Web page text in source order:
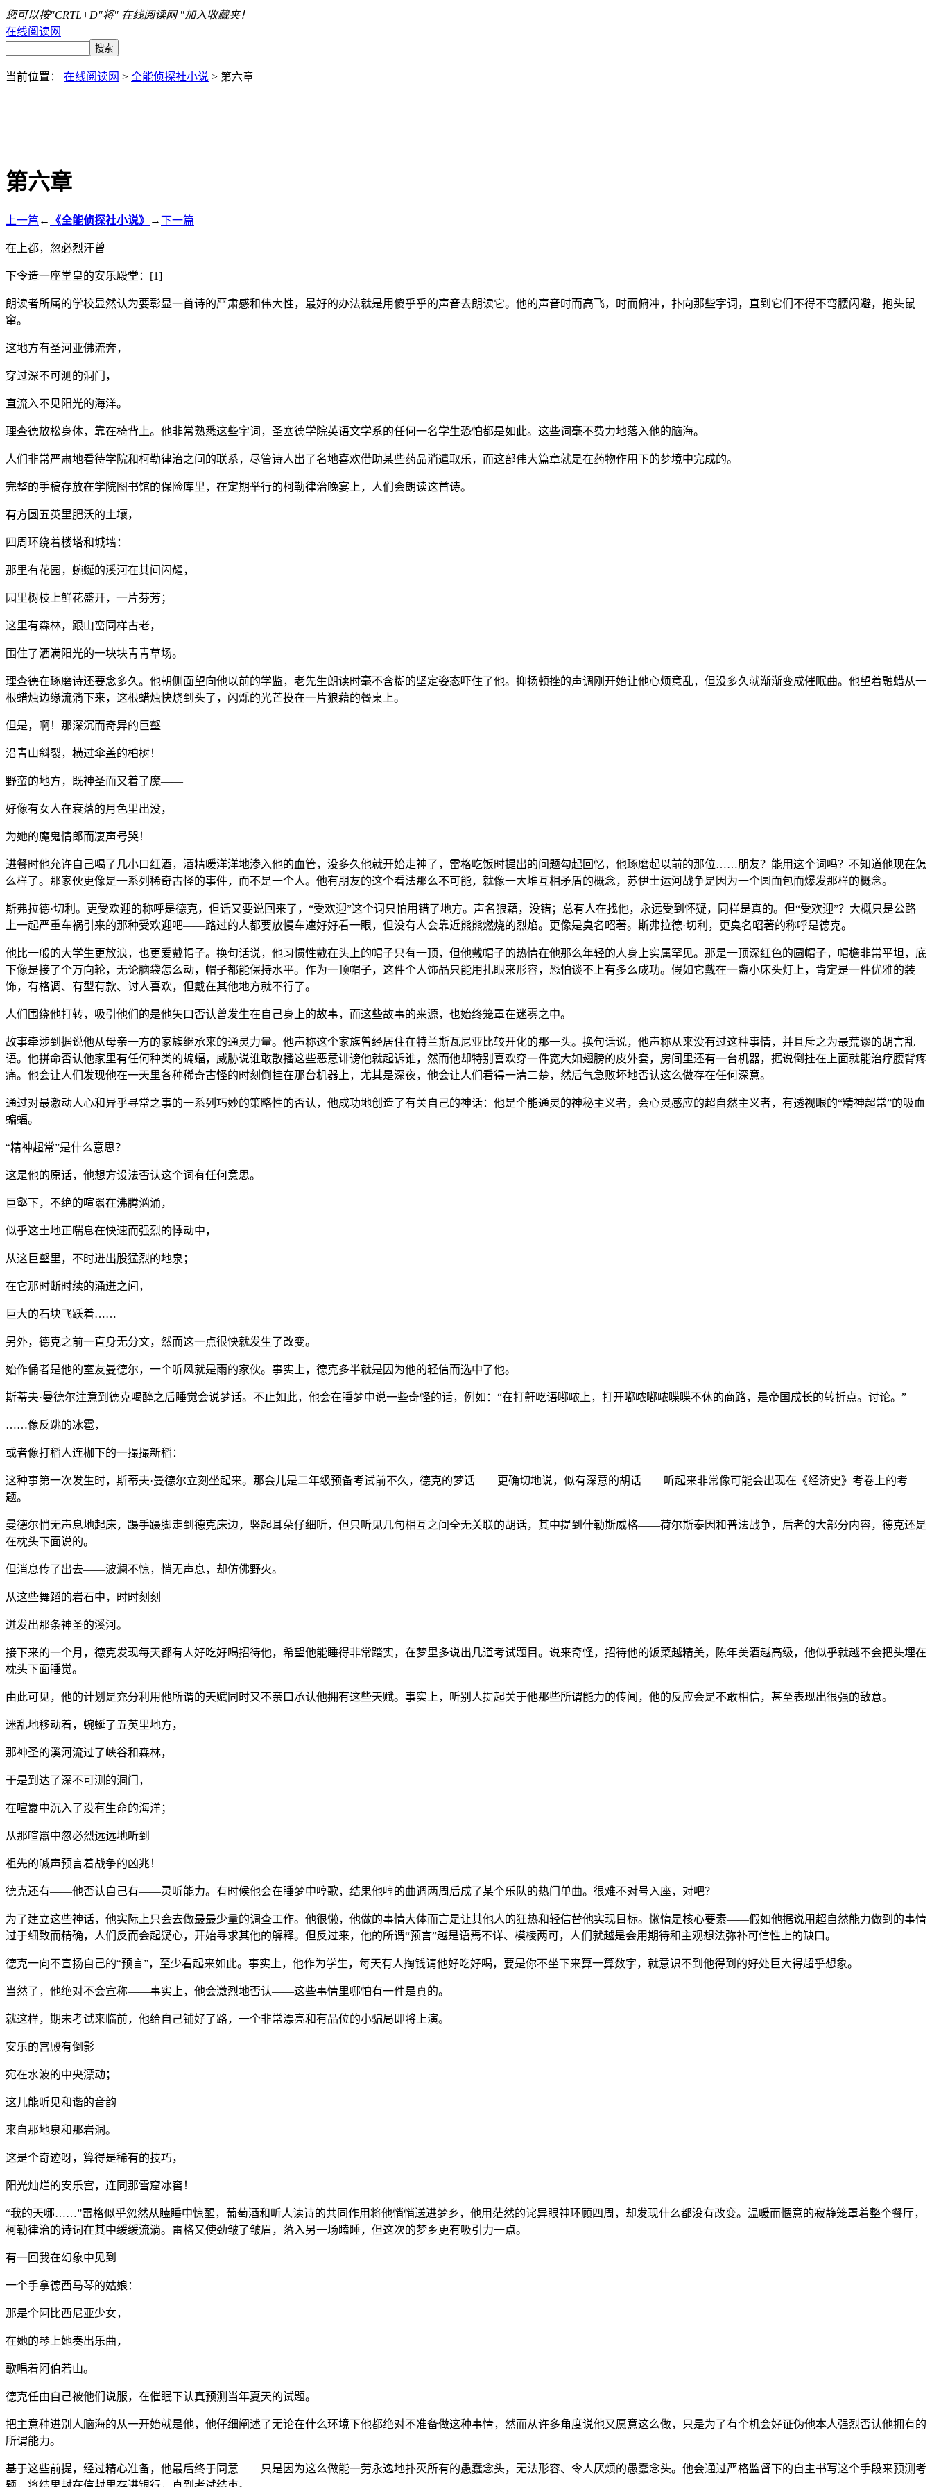
您可以按"CRTL+D"将" 在线阅读网 "加入收藏夹！
在线阅读网
当前位置： 在线阅读网 > 全能侦探社小说 > 第六章
第六章
上一篇 ← 《全能侦探社小说》 →下一篇
在上都，忽必烈汗曾
下令造一座堂皇的安乐殿堂：[1]
朗读者所属的学校显然认为要彰显一首诗的严肃感和伟大性，最好的办法就是用傻乎乎的声音去朗读它。他的声音时而高飞，时而俯冲，扑向那些字词，直到它们不得不弯腰闪避，抱头鼠
窜。
这地方有圣河亚佛流奔，
穿过深不可测的洞门，
直流入不见阳光的海洋。
理查德放松身体，靠在椅背上。他非常熟悉这些字词，圣塞德学院英语文学系的任何一名学生恐怕都是如此。这些词毫不费力地落入他的脑海。
人们非常严肃地看待学院和柯勒律治之间的联系，尽管诗人出了名地喜欢借助某些药品消遣取乐，而这部伟大篇章就是在药物作用下的梦境中完成的。
完整的手稿存放在学院图书馆的保险库里，在定期举行的柯勒律治晚宴上，人们会朗读这首诗。
有方圆五英里肥沃的土壤，
四周环绕着楼塔和城墙：
那里有花园，蜿蜒的溪河在其间闪耀，
园里树枝上鲜花盛开，一片芬芳；
这里有森林，跟山峦同样古老，
围住了洒满阳光的一块块青青草场。
理查德在琢磨诗还要念多久。他朝侧面望向他以前的学监，老先生朗读时毫不含糊的坚定姿态吓住了他。抑扬顿挫的声调刚开始让他心烦意乱，但没多久就渐渐变成催眠曲。他望着融蜡从一
根蜡烛边缘流淌下来，这根蜡烛快烧到头了，闪烁的光芒投在一片狼藉的餐桌上。
但是，啊！那深沉而奇异的巨壑
沿青山斜裂，横过伞盖的柏树！
野蛮的地方，既神圣而又着了魔——
好像有女人在衰落的月色里出没，
为她的魔鬼情郎而凄声号哭！
进餐时他允许自己喝了几小口红酒，酒精暖洋洋地渗入他的血管，没多久他就开始走神了，雷格吃饭时提出的问题勾起回忆，他琢磨起以前的那位……朋友？能用这个词吗？不知道他现在怎
么样了。那家伙更像是一系列稀奇古怪的事件，而不是一个人。他有朋友的这个看法那么不可能，就像一大堆互相矛盾的概念，苏伊士运河战争是因为一个圆面包而爆发那样的概念。
斯弗拉德·切利。更受欢迎的称呼是德克，但话又要说回来了，“受欢迎”这个词只怕用错了地方。声名狼藉，没错；总有人在找他，永远受到怀疑，同样是真的。但“受欢迎”？大概只是公路
上一起严重车祸引来的那种受欢迎吧——路过的人都要放慢车速好好看一眼，但没有人会靠近熊熊燃烧的烈焰。更像是臭名昭著。斯弗拉德·切利，更臭名昭著的称呼是德克。
他比一般的大学生更放浪，也更爱戴帽子。换句话说，他习惯性戴在头上的帽子只有一顶，但他戴帽子的热情在他那么年轻的人身上实属罕见。那是一顶深红色的圆帽子，帽檐非常平坦，底
下像是接了个万向轮，无论脑袋怎么动，帽子都能保持水平。作为一顶帽子，这件个人饰品只能用扎眼来形容，恐怕谈不上有多么成功。假如它戴在一盏小床头灯上，肯定是一件优雅的装
饰，有格调、有型有款、讨人喜欢，但戴在其他地方就不行了。
人们围绕他打转，吸引他们的是他矢口否认曾发生在自己身上的故事，而这些故事的来源，也始终笼罩在迷雾之中。
故事牵涉到据说他从母亲一方的家族继承来的通灵力量。他声称这个家族曾经居住在特兰斯瓦尼亚比较开化的那一头。换句话说，他声称从来没有过这种事情，并且斥之为最荒谬的胡言乱
语。他拼命否认他家里有任何种类的蝙蝠，威胁说谁敢散播这些恶意诽谤他就起诉谁，然而他却特别喜欢穿一件宽大如翅膀的皮外套，房间里还有一台机器，据说倒挂在上面就能治疗腰背疼
痛。他会让人们发现他在一天里各种稀奇古怪的时刻倒挂在那台机器上，尤其是深夜，他会让人们看得一清二楚，然后气急败坏地否认这么做存在任何深意。
通过对最激动人心和异乎寻常之事的一系列巧妙的策略性的否认，他成功地创造了有关自己的神话：他是个能通灵的神秘主义者，会心灵感应的超自然主义者，有透视眼的“精神超常”的吸血
蝙蝠。
“精神超常”是什么意思？
这是他的原话，他想方设法否认这个词有任何意思。
巨壑下，不绝的喧嚣在沸腾汹涌，
似乎这土地正喘息在快速而强烈的悸动中，
从这巨壑里，不时迸出股猛烈的地泉；
在它那时断时续的涌迸之间，
巨大的石块飞跃着……
另外，德克之前一直身无分文，然而这一点很快就发生了改变。
始作俑者是他的室友曼德尔，一个听风就是雨的家伙。事实上，德克多半就是因为他的轻信而选中了他。
斯蒂夫·曼德尔注意到德克喝醉之后睡觉会说梦话。不止如此，他会在睡梦中说一些奇怪的话，例如：“在打鼾呓语嘟哝上，打开嘟哝嘟哝喋喋不休的商路，是帝国成长的转折点。讨论。”
……像反跳的冰雹，
或者像打稻人连枷下的一撮撮新稻：
这种事第一次发生时，斯蒂夫·曼德尔立刻坐起来。那会儿是二年级预备考试前不久，德克的梦话——更确切地说，似有深意的胡话——听起来非常像可能会出现在《经济史》考卷上的考
题。
曼德尔悄无声息地起床，蹑手蹑脚走到德克床边，竖起耳朵仔细听，但只听见几句相互之间全无关联的胡话，其中提到什勒斯威格——荷尔斯泰因和普法战争，后者的大部分内容，德克还是
在枕头下面说的。
但消息传了出去——波澜不惊，悄无声息，却仿佛野火。
从这些舞蹈的岩石中，时时刻刻
迸发出那条神圣的溪河。
接下来的一个月，德克发现每天都有人好吃好喝招待他，希望他能睡得非常踏实，在梦里多说出几道考试题目。说来奇怪，招待他的饭菜越精美，陈年美酒越高级，他似乎就越不会把头埋在
枕头下面睡觉。
由此可见，他的计划是充分利用他所谓的天赋同时又不亲口承认他拥有这些天赋。事实上，听别人提起关于他那些所谓能力的传闻，他的反应会是不敢相信，甚至表现出很强的敌意。
迷乱地移动着，蜿蜒了五英里地方，
那神圣的溪河流过了峡谷和森林，
于是到达了深不可测的洞门，
在喧嚣中沉入了没有生命的海洋；
从那喧嚣中忽必烈远远地听到
祖先的喊声预言着战争的凶兆！
德克还有——他否认自己有——灵听能力。有时候他会在睡梦中哼歌，结果他哼的曲调两周后成了某个乐队的热门单曲。很难不对号入座，对吧？
为了建立这些神话，他实际上只会去做最最少量的调查工作。他很懒，他做的事情大体而言是让其他人的狂热和轻信替他实现目标。懒惰是核心要素——假如他据说用超自然能力做到的事情
过于细致而精确，人们反而会起疑心，开始寻求其他的解释。但反过来，他的所谓“预言”越是语焉不详、模棱两可，人们就越是会用期待和主观想法弥补可信性上的缺口。
德克一向不宣扬自己的“预言”，至少看起来如此。事实上，他作为学生，每天有人掏钱请他好吃好喝，要是你不坐下来算一算数字，就意识不到他得到的好处巨大得超乎想象。
当然了，他绝对不会宣称——事实上，他会激烈地否认——这些事情里哪怕有一件是真的。
就这样，期末考试来临前，他给自己铺好了路，一个非常漂亮和有品位的小骗局即将上演。
安乐的宫殿有倒影
宛在水波的中央漂动；
这儿能听见和谐的音韵
来自那地泉和那岩洞。
这是个奇迹呀，算得是稀有的技巧，
阳光灿烂的安乐宫，连同那雪窟冰窖！
“我的天哪……”雷格似乎忽然从瞌睡中惊醒，葡萄酒和听人读诗的共同作用将他悄悄送进梦乡，他用茫然的诧异眼神环顾四周，却发现什么都没有改变。温暖而惬意的寂静笼罩着整个餐厅，
柯勒律治的诗词在其中缓缓流淌。雷格又使劲皱了皱眉，落入另一场瞌睡，但这次的梦乡更有吸引力一点。
有一回我在幻象中见到
一个手拿德西马琴的姑娘：
那是个阿比西尼亚少女，
在她的琴上她奏出乐曲，
歌唱着阿伯若山。
德克任由自己被他们说服，在催眠下认真预测当年夏天的试题。
把主意种进别人脑海的从一开始就是他，他仔细阐述了无论在什么环境下他都绝对不准备做这种事情，然而从许多角度说他又愿意这么做，只是为了有个机会好证伪他本人强烈否认他拥有的
所谓能力。
基于这些前提，经过精心准备，他最后终于同意——只是因为这么做能一劳永逸地扑灭所有的愚蠢念头，无法形容、令人厌烦的愚蠢念头。他会通过严格监督下的自主书写这个手段来预测考